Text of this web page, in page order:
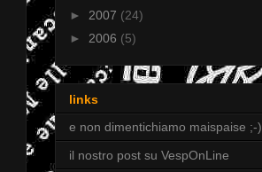
► 2007 (24)
► 2006 (5)
links
e non dimentichiamo maispaise ;-)
il nostro post su VespOnLine